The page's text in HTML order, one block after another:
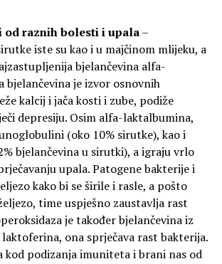
od raznih bolesti i upala–
iste su kao i u majčinom mlijeku, a
bjelančevina alfa-
bjelančevina je izvor osnovnih
kalcij i jača kosti i zube, podiže
depresiju. Osim alfa-laktalbumina,
(oko 10% sirutke), kao i
bjelančevina u sirutki), a igraju vrlo
upala. Patogene bakterije i
kako bi se širile i rasle, a pošto
time uspješno zaustavlja rast
je također bjelančevina iz
ona sprječava rast bakterija.
kod podizanja imuniteta i brani nas od